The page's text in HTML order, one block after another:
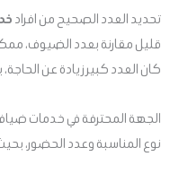
تحديد العدد الصحيح من افراد
قليل مقارنة بعدد الضيوف،
كان العدد كبير زيادة عن
الجهة المحترفة في خدمات
نوع المناسبة وعدد الحضور،